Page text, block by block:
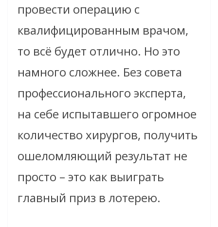
провести операцию с
квалифицированным врачом,
то всё будет отлично. Но это
намного сложнее. Без совета
профессионального эксперта,
на себе испытавшего огромное
количество хирургов, получить
ошеломляющий результат не
просто – это как выиграть
главный приз в лотерею.